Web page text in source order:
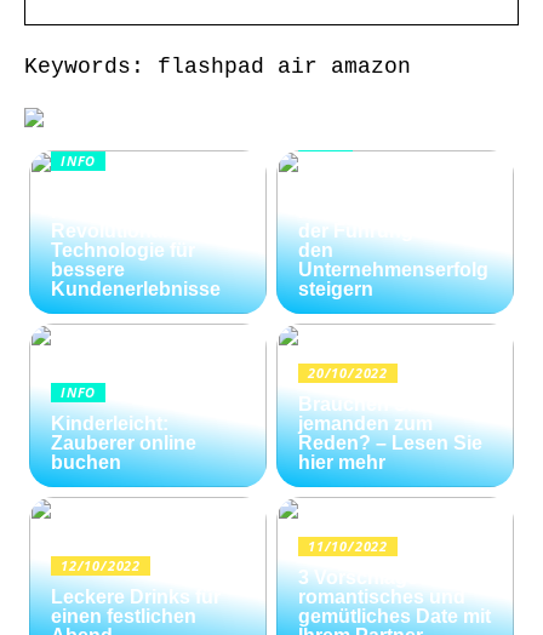
Keywords: flashpad air amazon
INFO
Revolutionäre
Technologie für
bessere
Kundenerlebnisse
der Führungskräfte
den
Unternehmenserfolg
steigern
INFO
Kinderleicht:
Zauberer online
buchen
20/10/2022
Brauchen Sie
jemanden zum
Reden? – Lesen Sie
hier mehr
12/10/2022
Leckere Drinks für
einen festlichen
11/10/2022
3 Vorschläge für ein
romantisches und
gemütliches Date mit